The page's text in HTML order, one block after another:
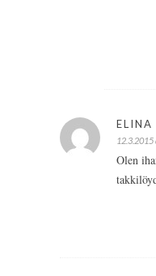
ELINA
12.3.2015
Olen